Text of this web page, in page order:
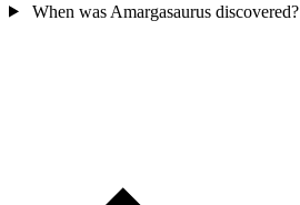
When was Amargasaurus discovered?